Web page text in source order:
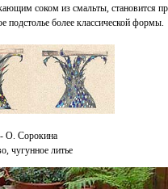
соком из смальты, становится
подстолье более классической формы.
- О. Сорокина
чугунное литье